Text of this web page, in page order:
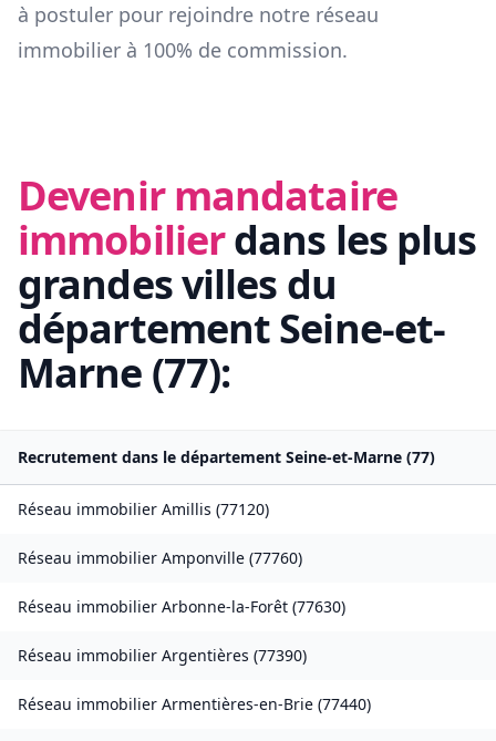
à postuler pour rejoindre notre réseau
immobilier à 100% de commission.
Devenir mandataire
immobilierdans les plus
grandes villes du
départementSeine-et-
Marne (77):
Recrutement dans le département Seine-et-Marne (77)
Réseau immobilier Amillis (77120)
Réseau immobilier Amponville (77760)
Réseau immobilier Arbonne-la-Forêt (77630)
Réseau immobilier Argentières (77390)
Réseau immobilier Armentières-en-Brie (77440)